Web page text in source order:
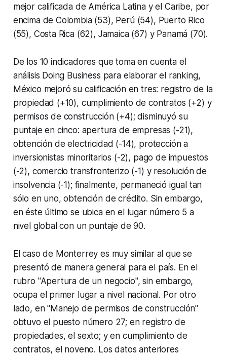
mejor calificada de América Latina y el Caribe, por
encima de Colombia (53), Perú (54), Puerto Rico
(55), Costa Rica (62), Jamaica (67) y Panamá (70).
De los 10 indicadores que toma en cuenta el
análisis Doing Business para elaborar el ranking,
México mejoró su calificación en tres: registro de la
propiedad (+10), cumplimiento de contratos (+2) y
permisos de construcción (+4); disminuyó su
puntaje en cinco: apertura de empresas (-21),
obtención de electricidad (-14), protección a
inversionistas minoritarios (-2), pago de impuestos
(-2), comercio transfronterizo (-1) y resolución de
insolvencia (-1); finalmente, permaneció igual tan
sólo en uno, obtención de crédito. Sin embargo,
en éste último se ubica en el lugar número 5 a
nivel global con un puntaje de 90.
El caso de Monterrey es muy similar al que se
presentó de manera general para el país. En el
rubro "Apertura de un negocio", sin embargo,
ocupa el primer lugar a nivel nacional. Por otro
lado, en "Manejo de permisos de construcción"
obtuvo el puesto número 27; en registro de
propiedades, el sexto; y en cumplimiento de
contratos, el noveno. Los datos anteriores